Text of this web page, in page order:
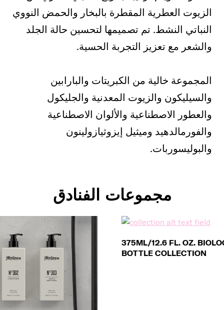
الزيوت العطرية المقطرة بالبخار والحمض النووي
النباتي النشط. تم تصميمها لتحسين حالة الجلد
والشعر مع تعزيز التجربة الحسية.
المجموعة خالية من الكبريتات والبارابين
والسيليكون والزيوت المعدنية والجليكول
والعطور الاصطناعية والألوان الاصطناعية
والفورمالدهيد وميثيل إيزوثيازولينون
والبوليسوربات.
مجموعات الفنادق
375ML/12.6 FL. OZ. BIOLOGY REFILLABLE
BOTTLE COLLECTION